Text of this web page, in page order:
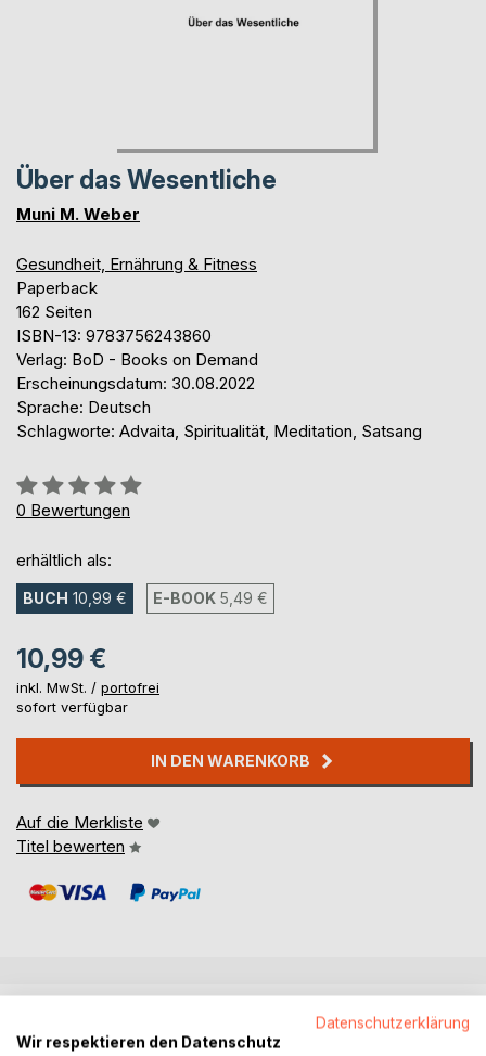
Über das Wesentliche
Muni M. Weber
Gesundheit, Ernährung & Fitness
Paperback
162 Seiten
ISBN-13: 9783756243860
Verlag: BoD - Books on Demand
Erscheinungsdatum: 30.08.2022
Sprache: Deutsch
Schlagworte: Advaita, Spiritualität, Meditation, Satsang
Bewertung::
0%
0 Bewertungen
erhältlich als:
BUCH 10,99 € E-BOOK 5,49 €
10,99 €
inkl. MwSt. / portofrei
sofort verfügbar
IN DEN WARENKORB
Auf die Merkliste
Titel bewerten
Datenschutzerklärung
Wir respektieren den Datenschutz